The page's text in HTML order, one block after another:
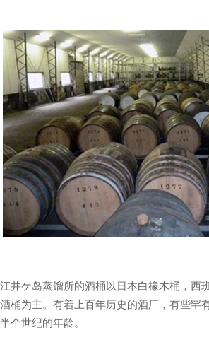
江井ケ岛蒸馏所的酒桶以日本白橡木桶，西
酒桶为主。有着上百年历史的酒厂，有些罕
半个世纪的年龄。